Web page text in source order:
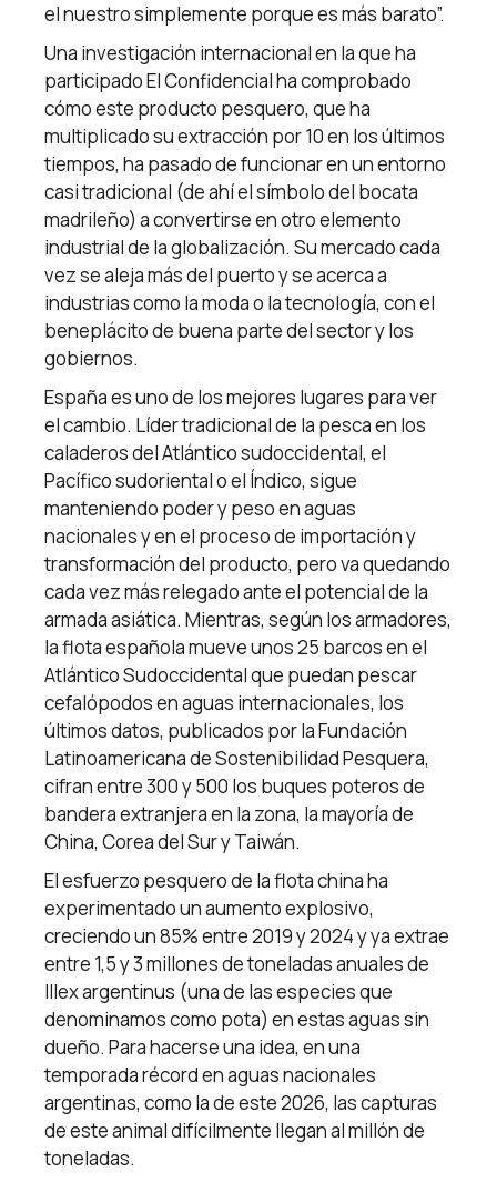
el nuestro simplemente porque es más barato”.
Una investigación internacional en la que ha
participado El Confidencial ha comprobado
cómo este producto pesquero, que ha
multiplicado su extracción por 10 en los últimos
tiempos, ha pasado de funcionar en un entorno
casi tradicional (de ahí el símbolo del bocata
madrileño) a convertirse en otro elemento
industrial de la globalización. Su mercado cada
vez se aleja más del puerto y se acerca a
industrias como la moda o la tecnología, con el
beneplácito de buena parte del sector y los
gobiernos.
España es uno de los mejores lugares para ver
el cambio. Líder tradicional de la pesca en los
caladeros del Atlántico sudoccidental, el
Pacífico sudoriental o el Índico, sigue
manteniendo poder y peso en aguas
nacionales y en el proceso de importación y
transformación del producto, pero va quedando
cada vez más relegado ante el potencial de la
armada asiática. Mientras, según los armadores,
la flota española mueve unos 25 barcos en el
Atlántico Sudoccidental que puedan pescar
cefalópodos en aguas internacionales, los
últimos datos, publicados por la Fundación
Latinoamericana de Sostenibilidad Pesquera,
cifran entre 300 y 500 los buques poteros de
bandera extranjera en la zona, la mayoría de
China, Corea del Sur y Taiwán.
El esfuerzo pesquero de la flota china ha
experimentado un aumento explosivo,
creciendo un 85% entre 2019 y 2024 y ya extrae
entre 1,5 y 3 millones de toneladas anuales de
Illex argentinus (una de las especies que
denominamos como pota) en estas aguas sin
dueño. Para hacerse una idea, en una
temporada récord en aguas nacionales
argentinas, como la de este 2026, las capturas
de este animal difícilmente llegan al millón de
toneladas.